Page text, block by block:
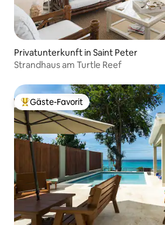
Privatunterkunft in Saint Peter
Strandhaus am Turtle Reef
Beliebter Gäste-Favorit.
Gäste-Favorit